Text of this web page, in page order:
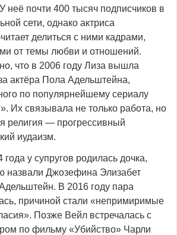
неё почти 400 тысяч подписчиков в
сети, однако актриса
делиться с ними кадрами,
от темы любви и отношений.
что в 2006 году Лиза вышла
актёра Пола Адельштейна,
по популярнейшему сериалу
Их связывала не только работа, но
религия — прогрессивный
иудаизм.
года у супругов родилась дочка,
назвали Джозефина Элизабет
В 2016 году пара
причиной стали «непримиримые
Позже Вейл встречалась с
по фильму «Убийство» Чарли